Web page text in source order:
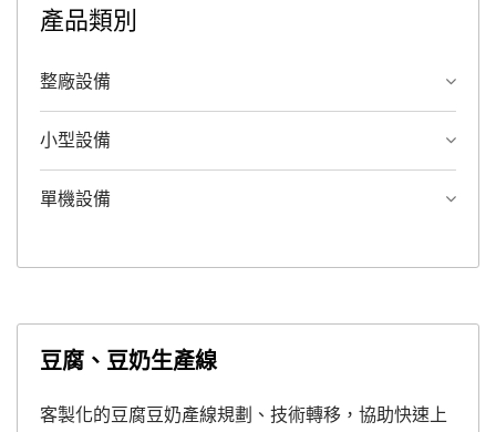
產品類別
整廠設備
小型設備
單機設備
豆腐、豆奶生產線
客製化的豆腐豆奶產線規劃、技術轉移，協助快速上